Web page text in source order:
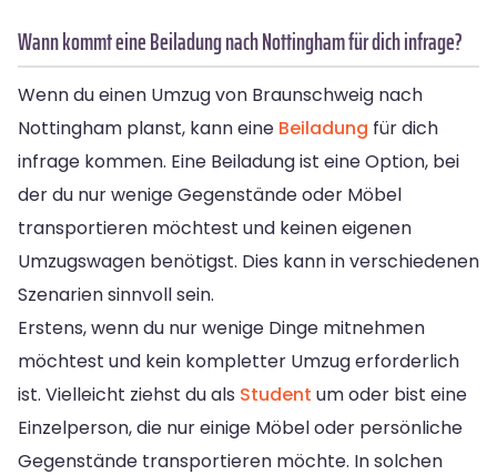
Wann kommt eine Beiladung nach Nottingham für dich infrage?
Wenn du einen Umzug von Braunschweig nach
Nottingham planst, kann eine Beiladung für dich
infrage kommen. Eine Beiladung ist eine Option, bei
der du nur wenige Gegenstände oder Möbel
transportieren möchtest und keinen eigenen
Umzugswagen benötigst. Dies kann in verschiedenen
Szenarien sinnvoll sein.
Erstens, wenn du nur wenige Dinge mitnehmen
möchtest und kein kompletter Umzug erforderlich
ist. Vielleicht ziehst du als Student um oder bist eine
Einzelperson, die nur einige Möbel oder persönliche
Gegenstände transportieren möchte. In solchen